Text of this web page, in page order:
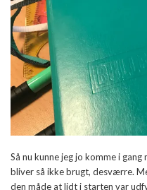
Så nu kunne jeg jo komme i
bliver så ikke brugt, desværre.
den måde at lidt i starten var